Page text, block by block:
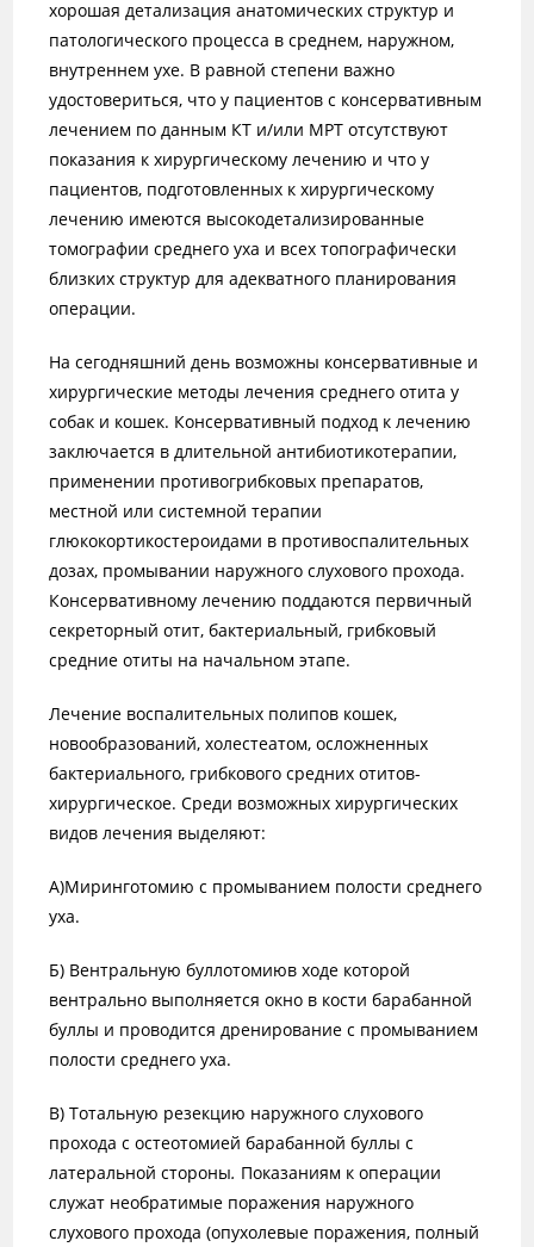
хорошая детализация анатомических структур и
патологического процесса в среднем, наружном,
внутреннем ухе. В равной степени важно
удостовериться, что у пациентов с консервативным
лечением по данным КТ и/или МРТ отсутствуют
показания к хирургическому лечению и что у
пациентов, подготовленных к хирургическому
лечению имеются высокодетализированные
томографии среднего уха и всех топографически
близких структур для адекватного планирования
операции.
На сегодняшний день возможны консервативные и
хирургические методы лечения среднего отита у
собак и кошек. Консервативный подход к лечению
заключается в длительной антибиотикотерапии,
применении противогрибковых препаратов,
местной или системной терапии
глюкокортикостероидами в противоспалительных
дозах, промывании наружного слухового прохода.
Консервативному лечению поддаются первичный
секреторный отит, бактериальный, грибковый
средние отиты на начальном этапе.
Лечение воспалительных полипов кошек,
новообразований, холестеатом, осложненных
бактериального, грибкового средних отитов-
хирургическое. Среди возможных хирургических
видов лечения выделяют:
А)Миринготомию с промыванием полости среднего
уха.
Б) Вентральную буллотомиюв ходе которой
вентрально выполняется окно в кости барабанной
буллы и проводится дренирование с промыванием
полости среднего уха.
В) Тотальную резекцию наружного слухового
прохода с остеотомией барабанной буллы с
латеральной стороны. Показаниям к операции
служат необратимые поражения наружного
слухового прохода (опухолевые поражения, полный